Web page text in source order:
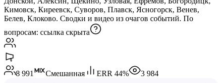
Кимовск, Киреевск, Суворов, Плавск, Ясногорск, Венев,
Белев, Клоково. Сводки и видео из очагов событий. По
вопросам: ссылка скрыта
8 991 Смешанная ERR 44% 3 984